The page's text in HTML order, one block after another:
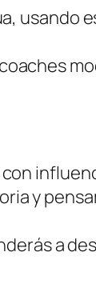
usando
y
a